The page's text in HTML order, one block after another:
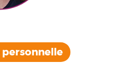
personnelle